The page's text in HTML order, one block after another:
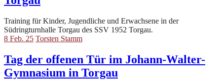
Training für Kinder, Jugendliche und Erwachsene in der
Südringturnhalle Torgau des SSV 1952 Torgau.
8 Feb. 25 Torsten Stamm
Tag der offenen Tür im Johann-Walter-
Gymnasium in Torgau